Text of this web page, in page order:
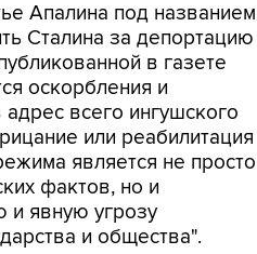
Апалина под названием
Сталина за депортацию
в газете
оскорбления и
всего ингушского
или реабилитация
является не просто
фактов, но и
и явную угрозу
и общества".